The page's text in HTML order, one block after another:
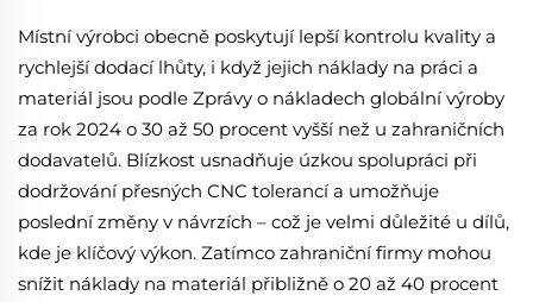
Místní výrobci obecně poskytují lepší kontrolu kvality a
rychlejší dodací lhůty, i když jejich náklady na práci a
materiál jsou podle Zprávy o nákladech globální výroby
za rok 2024 o 30 až 50 procent vyšší než u zahraničních
dodavatelů. Blízkost usnadňuje úzkou spolupráci při
dodržování přesných CNC tolerancí a umožňuje
poslední změny v návrzích – což je velmi důležité u dílů,
kde je klíčový výkon. Zatímco zahraniční firmy mohou
snížit náklady na materiál přibližně o 20 až 40 procent